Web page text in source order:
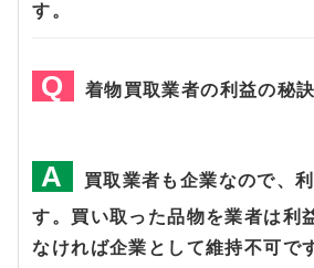
す。
着物買取業者の利益の秘
買取業者も企業なので、
す。買い取った品物を業者は利
なければ企業として維持不可で